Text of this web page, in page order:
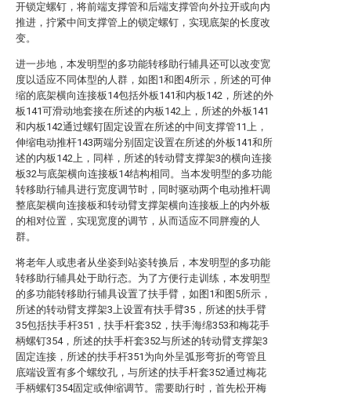
开锁定螺钉，将前端支撑管和后端支撑管向外拉开或向内
推进，拧紧中间支撑管上的锁定螺钉，实现底架的长度改
变。
进一步地，本发明型的多功能转移助行辅具还可以改变宽
度以适应不同体型的人群，如图1和图4所示，所述的可伸
缩的底架横向连接板14包括外板141和内板142，所述的外
板141可滑动地套接在所述的内板142上，所述的外板141
和内板142通过螺钉固定设置在所述的中间支撑管11上，
伸缩电动推杆143两端分别固定设置在所述的外板141和所
述的内板142上，同样，所述的转动臂支撑架3的横向连接
板32与底架横向连接板14结构相同。当本发明型的多功能
转移助行辅具进行宽度调节时，同时驱动两个电动推杆调
整底架横向连接板和转动臂支撑架横向连接板上的内外板
的相对位置，实现宽度的调节，从而适应不同胖瘦的人
群。
将老年人或患者从坐姿到站姿转换后，本发明型的多功能
转移助行辅具处于助行态。为了方便行走训练，本发明型
的多功能转移助行辅具设置了扶手臂，如图1和图5所示，
所述的转动臂支撑架3上设置有扶手臂35，所述的扶手臂
35包括扶手杆351，扶手杆套352，扶手海绵353和梅花手
柄螺钉354，所述的扶手杆套352与所述的转动臂支撑架3
固定连接，所述的扶手杆351为向外呈弧形弯折的弯管且
底端设置有多个螺纹孔，与所述的扶手杆套352通过梅花
手柄螺钉354固定或伸缩调节。需要助行时，首先松开梅